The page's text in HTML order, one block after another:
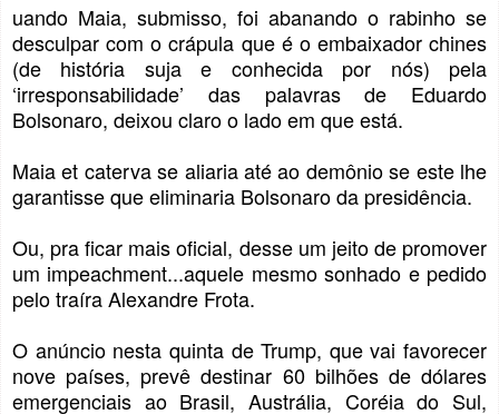
uando Maia, submisso, foi abanando o rabinho se
desculpar com o crápula que é o embaixador chines
(de história suja e conhecida por nós) pela
‘irresponsabilidade’ das palavras de Eduardo
Bolsonaro, deixou claro o lado em que está.
Maia et caterva se aliaria até ao demônio se este lhe
garantisse que eliminaria Bolsonaro da presidência.
Ou, pra ficar mais oficial, desse um jeito de promover
um impeachment...aquele mesmo sonhado e pedido
pelo traíra Alexandre Frota.
O anúncio nesta quinta de Trump, que vai favorecer
nove países, prevê destinar 60 bilhões de dólares
emergenciais ao Brasil, Austrália, Coréia do Sul,